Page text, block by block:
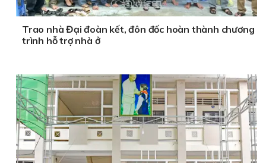
Trao nhà Đại đoàn kết, đôn đốc hoàn thành chương
trình hỗ trợ nhà ở